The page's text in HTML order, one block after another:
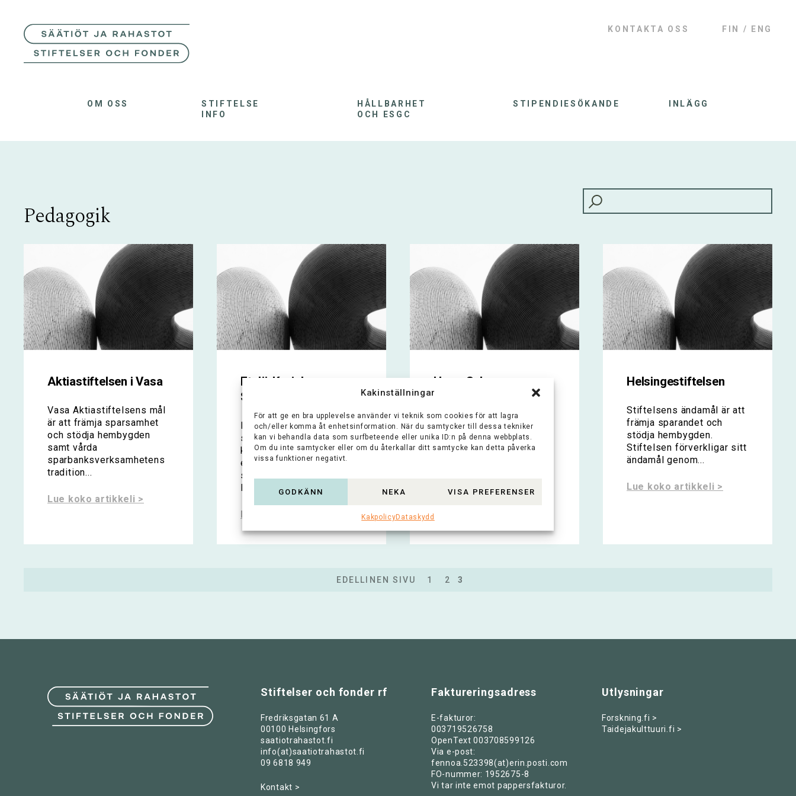
Kakinställningar
För att ge en bra upplevelse använder vi teknik som cookies för att lagra
och/eller komma åt enhetsinformation. När du samtycker till dessa tekniker
kan vi behandla data som surfbeteende eller unika ID:n på denna webbplats.
Om du inte samtycker eller om du återkallar ditt samtycke kan detta påverka
vissa funktioner negativt.
GODKÄNN NEKA VISA PREFERENSER
KakpolicyDataskydd
KONTAKTA OSS FIN ENG
OM OSS
STIFTELSE
INFO
HÅLLBARHET
OCH ESGC
STIPENDIESÖKANDE INLÄGG
Pedagogik
HAKU:
Aktiastiftelsen i Vasa
Vasa Aktiastiftelsens mål
är att främja sparsamhet
och stödja hembygden
samt vårda
sparbanksverksamhetens
tradition...
Lue koko artikkeli >
Etelä-Karjalan
Säästöpankkisäätiö
EkspSäätiö främjar
sparsamhet, välfärd,
kultur, vetenskap och
ekonomisk utveckling,
särskilt i Södra Karelen,
Kymmenedalen...
Lue koko artikkeli >
Harry Schaumans
Stiftelse
Stiftelsens syfte är att
stödja vetenskap,
utbildning och kultur i
Helsingestiftelsen
Stiftelsens ändamål är att
främja sparandet och
stödja hembygden.
Stiftelsen förverkligar sitt
ändamål genom...
Lue koko artikkeli >
EDELLINEN SIVU 1 2 3
Stiftelser och fonder rf
Fredriksgatan 61 A
00100 Helsingfors
saatiotrahastot.fi
info(at)saatiotrahastot.fi
09 6818 949
Kontakt >
Faktureringsadress
E-fakturor:
003719526758
OpenText 003708599126
Via e-post:
fennoa.523398(at)erin.posti.com
FO-nummer: 1952675-8
Vi tar inte emot pappersfakturor.
Utlysningar
Forskning.fi >
Taidejakulttuuri.fi >